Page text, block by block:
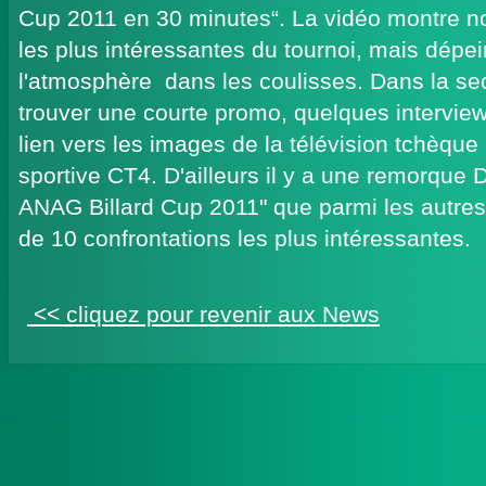
Cup 2011 en 30 minutes“. La vidéo montre
les plus intéressantes du tournoi, mais
l'atmosphère dans les coulisses. Dans la
trouver une courte promo, quelques
lien vers les images de la télévision
sportive CT4. D'ailleurs il y a une remorque
ANAG Billard Cup 2011" que parmi les
de 10 confrontations les plus intéressantes.
<< cliquez pour revenir aux News